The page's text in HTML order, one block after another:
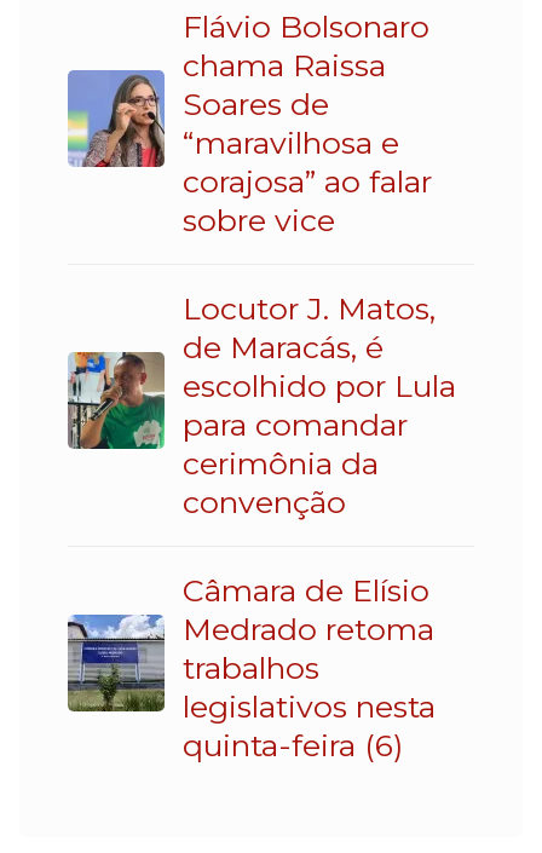
Flávio Bolsonaro
chama Raissa
Soares de
“maravilhosa e
corajosa” ao falar
sobre vice
Locutor J. Matos,
de Maracás, é
escolhido por Lula
para comandar
cerimônia da
convenção
Câmara de Elísio
Medrado retoma
trabalhos
legislativos nesta
quinta-feira (6)